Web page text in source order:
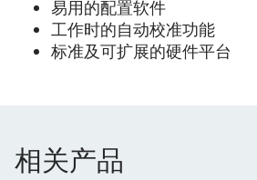
易用的配置软件
工作时的自动校准功能
标准及可扩展的硬件平台
相关产品
相关产品